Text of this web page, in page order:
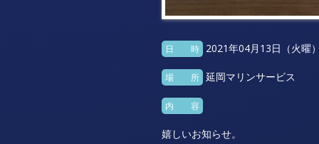
日 時 2021年04月13日（火曜
場 所 延岡マリンサービス
内 容
嬉しいお知らせ。